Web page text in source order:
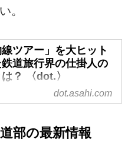
。
線ツアー」を大ヒット
鉄道旅行界の仕掛人の
？ 〈dot.〉
たツアーは連日満席。キ
カーがいる。クラブツー
dot.asahi.com
部の最新情報